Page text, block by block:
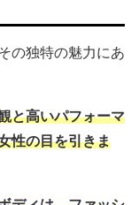
の独特の魅力にあ
と高いパフォーマ
性の目を引きま